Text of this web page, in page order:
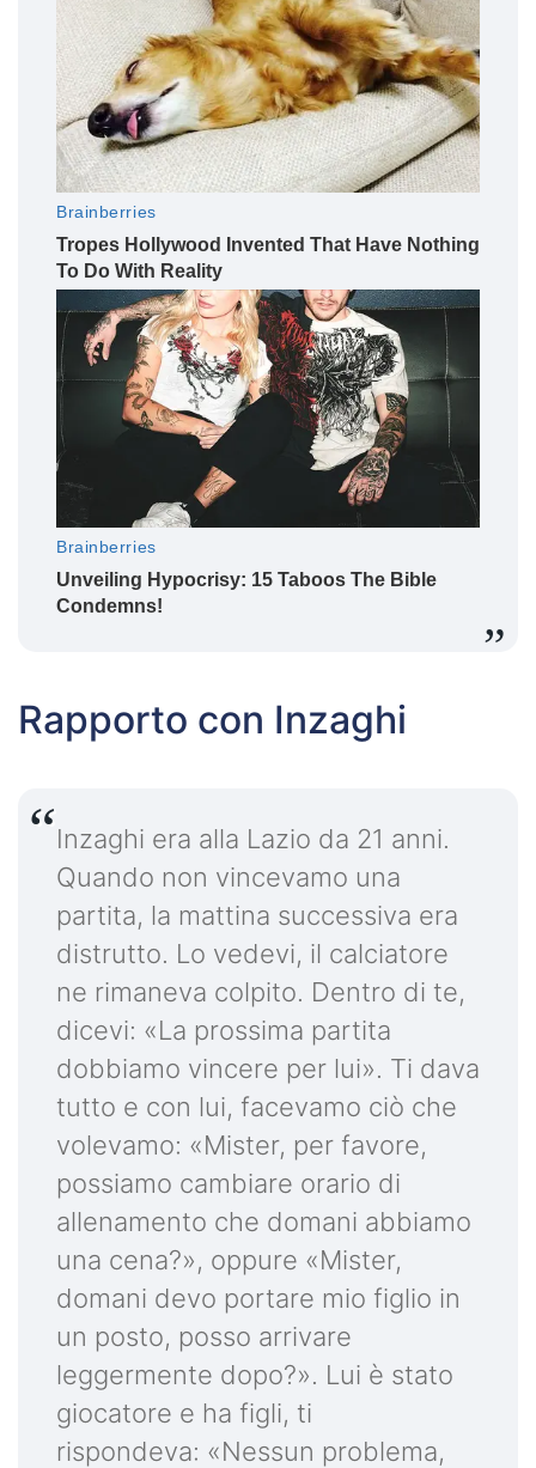
Rapporto con Inzaghi
Inzaghi era alla Lazio da 21 anni.
Quando non vincevamo una
partita, la mattina successiva era
distrutto. Lo vedevi, il calciatore
ne rimaneva colpito. Dentro di te,
dicevi: «La prossima partita
dobbiamo vincere per lui». Ti dava
tutto e con lui, facevamo ciò che
volevamo: «Mister, per favore,
possiamo cambiare orario di
allenamento che domani abbiamo
una cena?», oppure «Mister,
domani devo portare mio figlio in
un posto, posso arrivare
leggermente dopo?». Lui è stato
giocatore e ha figli, ti
rispondeva: «Nessun problema,